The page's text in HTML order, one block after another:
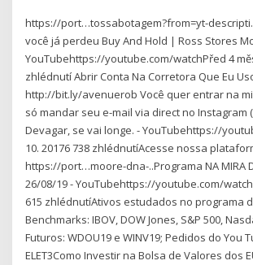
https://port…tossabotagem?from=yt-
você já perdeu Buy And Hold | Ross Stores
YouTubehttps://youtube.com/watchPřed 4
zhlédnutí Abrir Conta Na Corretora Que Eu
http://bit.ly/avenuerob Você quer entrar na
só mandar seu e-mail via direct no Instagram
Devagar, se vai longe. - YouTubehttps://
10. 20176 738 zhlédnutíAcesse nossa
https://port…moore-dna-..Programa NA MIRA
26/08/19 - YouTubehttps://youtube.com/
615 zhlédnutíAtivos estudados no programa
Benchmarks: IBOV, DOW Jones, S&P 500,
Futuros: WDOU19 e WINV19; Pedidos do You
ELET3Como Investir na Bolsa de Valores dos